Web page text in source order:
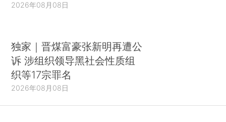
2026年08月08日
独家｜晋煤富豪张新明再遭公
诉 涉组织领导黑社会性质组
织等17宗罪名
2026年08月08日